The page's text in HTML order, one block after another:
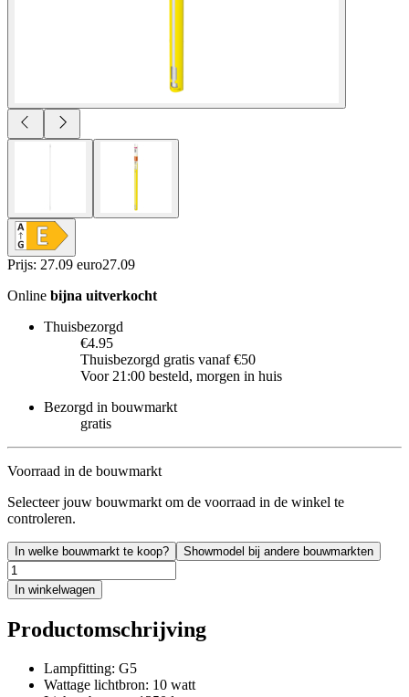
Prijs: 27.09 euro27.09
Online bijna uitverkocht
Thuisbezorgd
€4.95
Thuisbezorgd gratis vanaf €50
Voor 21:00 besteld, morgen in huis
Bezorgd in bouwmarkt
gratis
Voorraad in de bouwmarkt
Selecteer jouw bouwmarkt om de voorraad in de winkel te
controleren.
In welke bouwmarkt te koop? Showmodel bij andere bouwmarkten
In winkelwagen
Productomschrijving
Lampfitting: G5
Wattage lichtbron: 10 watt